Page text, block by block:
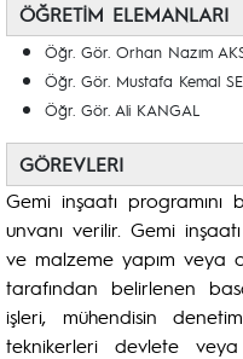
ÖĞRETİM ELEMANLARI
Öğr. Gör. Orhan Nazım
Öğr. Gör. Mustafa Kemal
Öğr. Gör. Ali KANGAL
GÖREVLERI
Gemi inşaatı programını
unvanı verilir. Gemi
ve malzeme yapım veya
tarafından belirlenen
işleri, mühendisin
teknikerleri devlete